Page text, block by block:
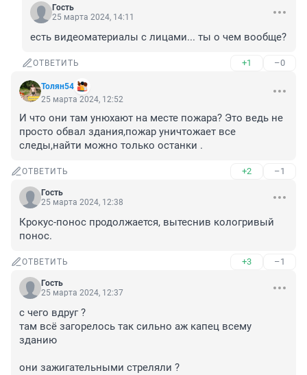
Гость
25 марта 2024, 14:11
есть видеоматериалы с лицами... ты о чем вообще?
ОТВЕТИТЬ +1 –0
Толян54
25 марта 2024, 12:52
И что они там унюхают на месте пожара? Это ведь не
просто обвал здания,пожар уничтожает все
следы,найти можно только останки .
ОТВЕТИТЬ +2 –1
Гость
25 марта 2024, 12:38
Крокус-понос продолжается, вытеснив кологривый
понос.
ОТВЕТИТЬ +3 –1
Гость
25 марта 2024, 12:37
с чего вдруг ?
там всё загорелось так сильно аж капец всему
зданию
они зажигательными стреляли ?